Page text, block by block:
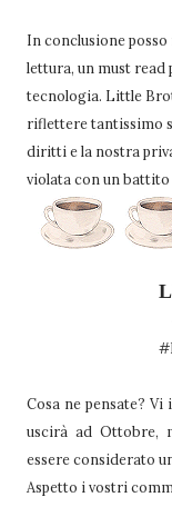
In conclusione
lettura, un must read
tecnologia. Little
riflettere tantissimo
diritti e la nostra
violata con un
Cosa ne pensate?
uscirà ad Ottobre,
essere considerato
Aspetto i vostri